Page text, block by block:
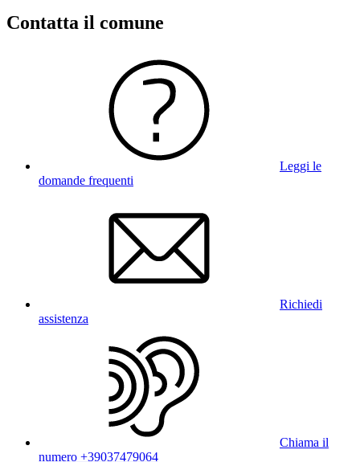
Contatta il comune
Leggi le
domande frequenti
Richiedi
assistenza
Chiama il
numero +39037479064